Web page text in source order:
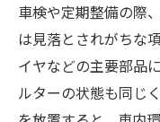
車検や定期整備の際
は見落とされがちな
イヤなどの主要部品
ルターの状態も同じ